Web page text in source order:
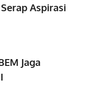
Aspirasi
Jaga